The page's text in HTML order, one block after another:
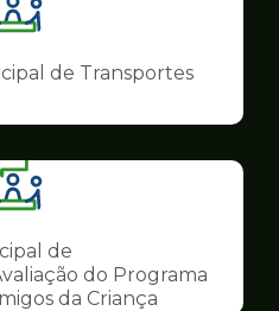
Ilustração
da
pagina
Conselhos
de Transportes
Ilustração
da
pagina
de
Conselhos
de
do Programa
da Criança